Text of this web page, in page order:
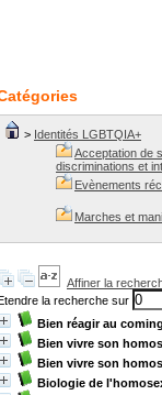
> Identités LGBTQIA+
Acceptation de
discriminations et
Evènements
Marches et
Affiner la
la recherche sur
Bien réagir au
Bien vivre son
Bien vivre son
Biologie de